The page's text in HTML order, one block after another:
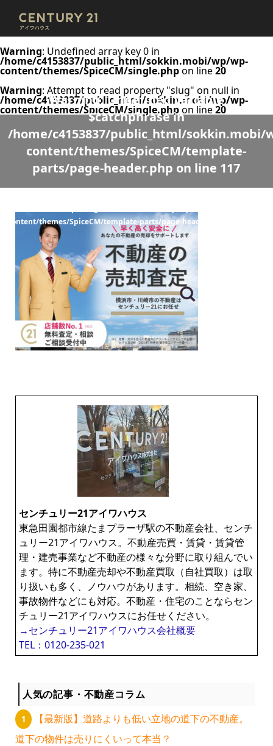
Warning: Undefined array key 0 in
/home/c4153837/public_html/sokkin.mobi/wp/wp-
content/themes/SpiceCM/single.phpon line20
Warning: Attempt to read property "slug" on null in
/home/c4153837/public_html/sokkin.mobi/wp/wp-
content/themes/SpiceCM/single.phpon line20
Warning: Undefined variable
$catchphrase in
/home/c4153837/public_html/sokkin.mobi/
content/themes/SpiceCM/template-
parts/page-header.php on line 117
content/themes/SpiceCM/template-parts/page-header.php
センチュリー21アイワハウス
東急田園都市線たまプラーザ駅の不動産会社、センチ
ュリー21アイワハウス。不動産売買・賃貸・賃貸管
理・建売事業など不動産の様々な分野に取り組んでい
ます。特に不動産売却や不動産買取（自社買取）は取
り扱いも多く、ノウハウがあります。相続、空き家、
事故物件などにも対応。不動産・住宅のことならセン
チュリー21アイワハウスにお任せください。
→センチュリー21アイワハウス会社概要
TEL：0120-235-021
人気の記事・不動産コラム
【最新版】道路よりも低い立地の道下の不動産。
道下の物件は売りにくいって本当？